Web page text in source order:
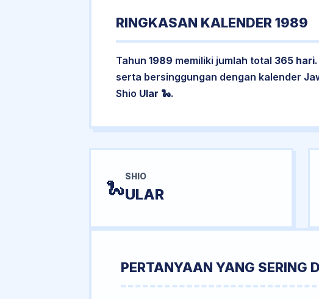
RINGKASAN KALENDER 1989
Tahun 1989 memiliki jumlah total 365 hari
serta bersinggungan dengan kalender
Shio Ular 🐍.
🐍SHIO
ULAR
PERTANYAAN YANG SERING